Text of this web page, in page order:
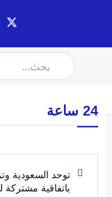
24 ساعة
توحد السعودية
باتفاقية مشتركة